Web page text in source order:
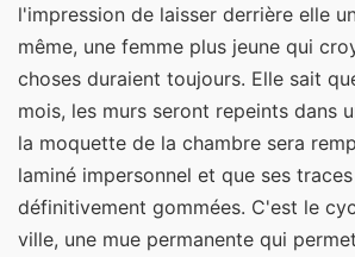
l'impression de laisser derrière elle
même, une femme plus jeune qui
choses duraient toujours. Elle sait
mois, les murs seront repeints dans
la moquette de la chambre sera
laminé impersonnel et que ses
définitivement gommées. C'est le
ville, une mue permanente qui